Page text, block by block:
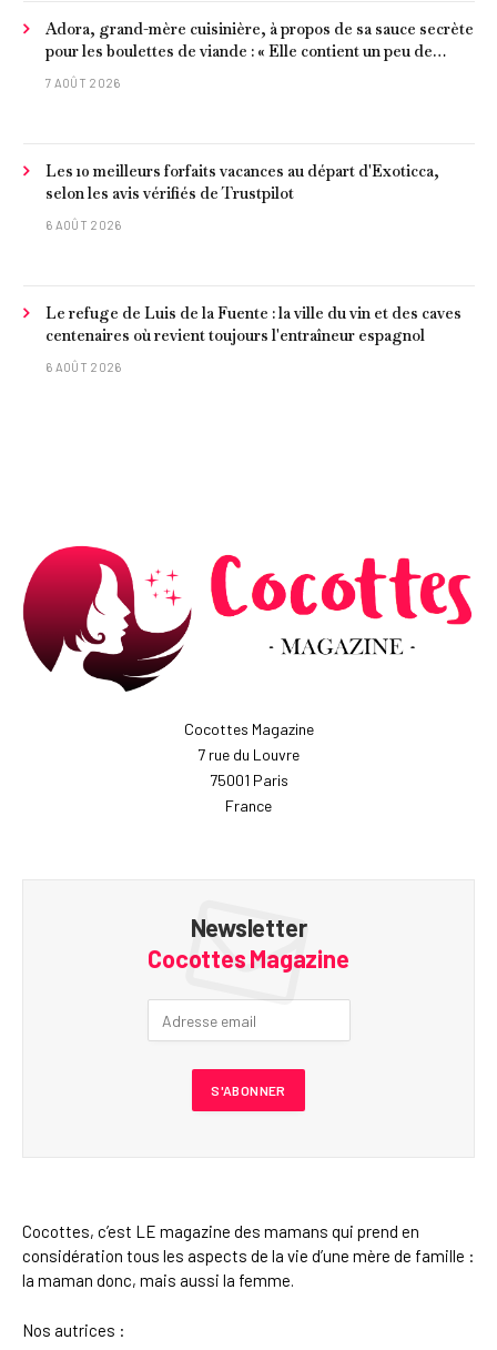
Adora, grand-mère cuisinière, à propos de sa sauce secrète
pour les boulettes de viande : « Elle contient un peu de
curcuma, du poivre, une poignée d'amandes et des tomates
7 AOÛT 2026
Les 10 meilleurs forfaits vacances au départ d'Exoticca,
selon les avis vérifiés de Trustpilot
6 AOÛT 2026
Le refuge de Luis de la Fuente : la ville du vin et des caves
centenaires où revient toujours l'entraîneur espagnol
6 AOÛT 2026
Cocottes Magazine
7 rue du Louvre
75001 Paris
France
Newsletter
Cocottes Magazine
Cocottes, c’est LE magazine des mamans qui prend en
considération tous les aspects de la vie d’une mère de famille :
la maman donc, mais aussi la femme.
Nos autrices :